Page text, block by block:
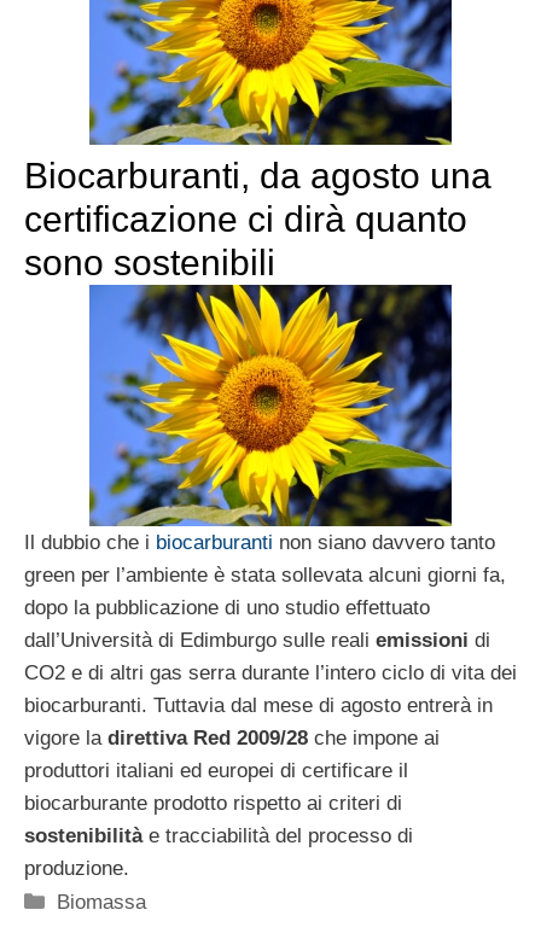
Biocarburanti, da agosto una
certificazione ci dirà quanto
sono sostenibili
Il dubbio che i biocarburanti non siano davvero tanto
green per l’ambiente è stata sollevata alcuni giorni fa,
dopo la pubblicazione di uno studio effettuato
dall’Università di Edimburgo sulle reali emissioni di
CO2 e di altri gas serra durante l’intero ciclo di vita dei
biocarburanti. Tuttavia dal mese di agosto entrerà in
vigore la direttiva Red 2009/28 che impone ai
produttori italiani ed europei di certificare il
biocarburante prodotto rispetto ai criteri di
sostenibilitàe tracciabilità del processo di
produzione.
Categorie
Biomassa